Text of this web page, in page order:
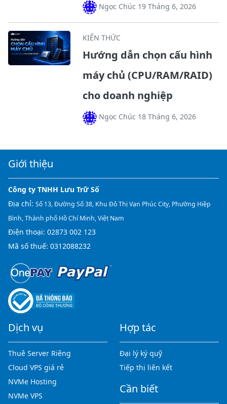
Ngọc Chúc 19 Tháng 6, 2026
KIẾN THỨC
Hướng dẫn chọn cấu hình
máy chủ (CPU/RAM/RAID)
cho doanh nghiệp
Ngọc Chúc 18 Tháng 6, 2026
Giới thiệu
Công ty TNHH Lưu Trữ Số
Địa chỉ: Số 13, Đường Số 38, Khu Đô Thị Vạn Phúc City, Phường Hiệp
Bình, Thành phố Hồ Chí Minh, Việt Nam
Điện thoại: 02873 002 123
Mã số thuế: 0312088232
Dịch vụ
Thuê Server Riêng
Cloud VPS giá rẻ
NVMe Hosting
NVMe VPS
Hợp tác
Đại lý ký quỹ
Tiếp thị liên kết
Cần biết